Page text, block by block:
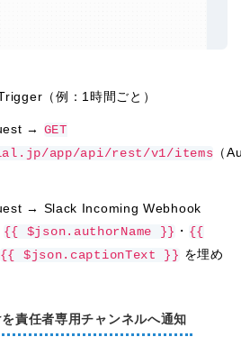
（例：1時間ごと）
→ GET
app/api/rest/v1/items （
→ Slack Incoming Webhook
{{ $json.authorName }} ・ {{
{{ $json.captionText }} を埋め
責任者専用チャンネルへ通知